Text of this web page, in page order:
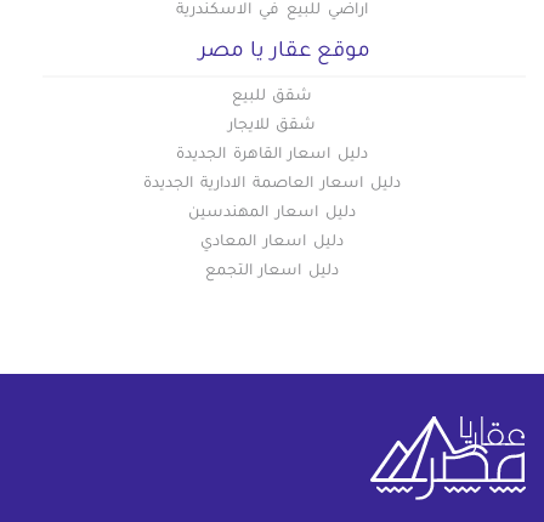
اراضي للبيع في الاسكندرية
موقع عقار يا مصر
شقق للبيع
شقق للايجار
دليل اسعار القاهرة الجديدة
دليل اسعار العاصمة الادارية الجديدة
دليل اسعار المهندسين
دليل اسعار المعادي
دليل اسعار التجمع